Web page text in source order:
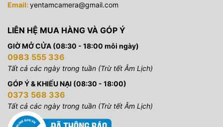
Email:yentamcamera@gmail.com
LIÊN HỆ MUA HÀNG VÀ GÓP Ý
GIỜ MỞ CỬA (08:30 - 18:00 mỗi ngày)
0983 555 336
Tất cả các ngày trong tuần (Trừ tết Âm Lịch)
GÓP Ý & KHIẾU NẠI (08:30 - 18:00)
0373 568 336
Tất cả các ngày trong tuần (Trừ tết Âm Lịch)